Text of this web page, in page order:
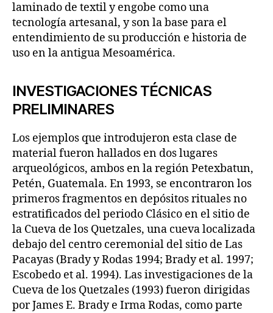
laminado de textil y engobe como una
tecnología artesanal, y son la base para el
entendimiento de su producción e historia de
uso en la antigua Mesoamérica.
INVESTIGACIONES TÉCNICAS
PRELIMINARES
Los ejemplos que introdujeron esta clase de
material fueron hallados en dos lugares
arqueológicos, ambos en la región Petexbatun,
Petén, Guatemala. En 1993, se encontraron los
primeros fragmentos en depósitos rituales no
estratificados del periodo Clásico en el sitio de
la Cueva de los Quetzales, una cueva localizada
debajo del centro ceremonial del sitio de Las
Pacayas (Brady y Rodas 1994; Brady et al. 1997;
Escobedo et al. 1994). Las investigaciones de la
Cueva de los Quetzales (1993) fueron dirigidas
por James E. Brady e Irma Rodas, como parte